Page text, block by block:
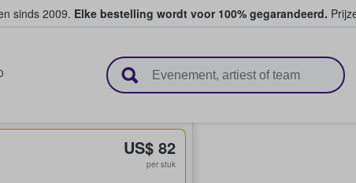
sinds 2009. Elke bestelling wordt voor 100% gegarandeerd.
en verkopen
US$ 82
per stuk